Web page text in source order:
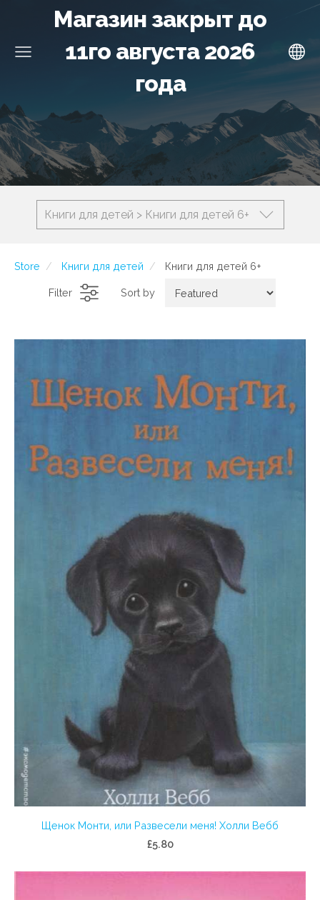
Магазин закрыт до
11го августа 2026
года
Книги для детей > Книги для детей 6+
Store Книги для детей Книги для детей 6+
Filter Sort by
Щенок Монти, или Развесели меня! Холли Вебб
£5.80